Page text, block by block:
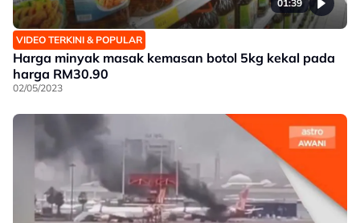
01:39
VIDEO TERKINI & POPULAR
Harga minyak masak kemasan botol 5kg kekal pada
harga RM30.90
02/05/2023